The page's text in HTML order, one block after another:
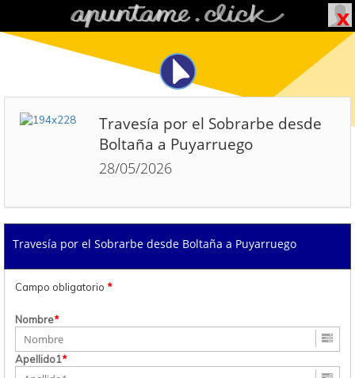
Travesía por el Sobrarbe desde
Boltaña a Puyarruego
28/05/2026
Travesía por el Sobrarbe desde Boltaña a Puyarruego
Campo obligatorio *
Nombre*
Apellido1*